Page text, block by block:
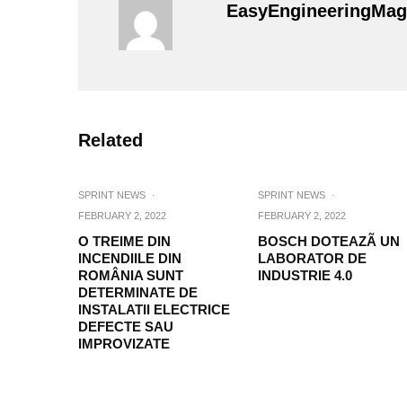
EasyEngineeringMag
Related
SPRINT NEWS
·
FEBRUARY 2, 2022
O TREIME DIN
INCENDIILE DIN
ROMÂNIA SUNT
DETERMINATE DE
INSTALATII ELECTRICE
DEFECTE SAU
IMPROVIZATE
SPRINT NEWS
·
FEBRUARY 2, 2022
BOSCH DOTEAZÃ UN
LABORATOR DE
INDUSTRIE 4.0